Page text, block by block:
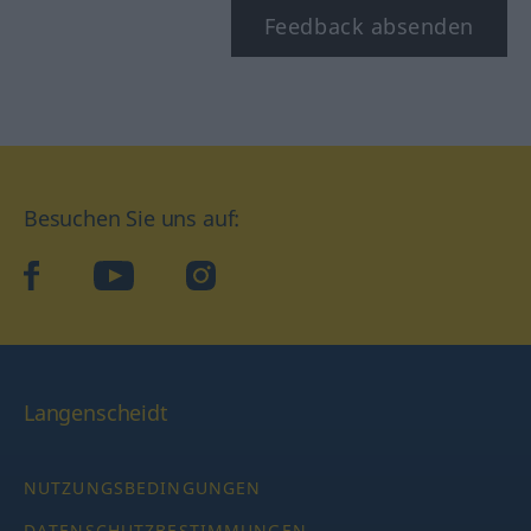
Feedback absenden
Besuchen Sie uns auf:
facebookYouTube Instagram
Langenscheidt
NUTZUNGSBEDINGUNGEN